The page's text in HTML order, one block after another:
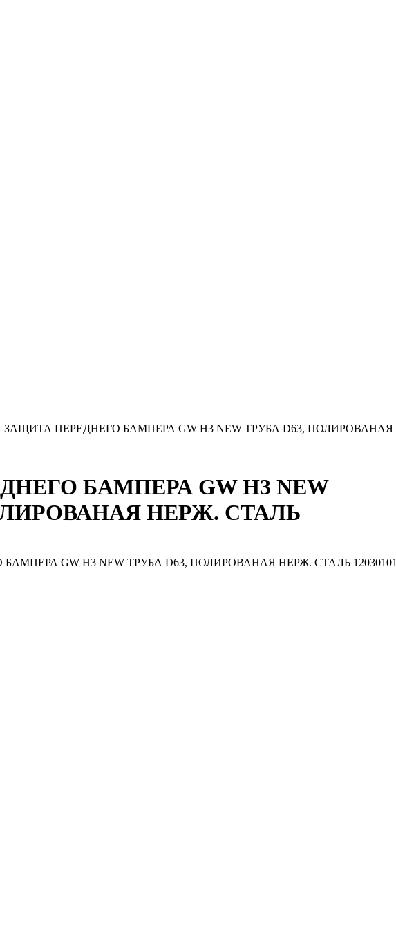
ЗАЩИТА ПЕРЕДНЕГО БАМПЕРА GW H3 NEW ТРУБА D63, ПОЛИРОВАНАЯ
БАМПЕРА GW H3 NEW
НЕРЖ. СТАЛЬ
GW H3 NEW ТРУБА D63, ПОЛИРОВАНАЯ НЕРЖ. СТАЛЬ 12030101